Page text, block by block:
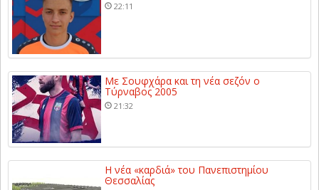
22:11
Με Σουφχάρα και τη νέα σεζόν ο
Τύρναβος 2005
21:32
Η νέα «καρδιά» του Πανεπιστημίου
Θεσσαλίας